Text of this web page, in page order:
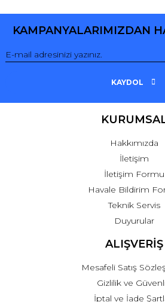
KAMPANYALARIMIZDAN
KAYDOL
Hakkımızda
İletişim
İletişim Formu
Havale Bildirim
Teknik Servis
Duyurular
ALIŞVERİŞ
Mesafeli Satış
Gizlilik ve
İptal ve İade